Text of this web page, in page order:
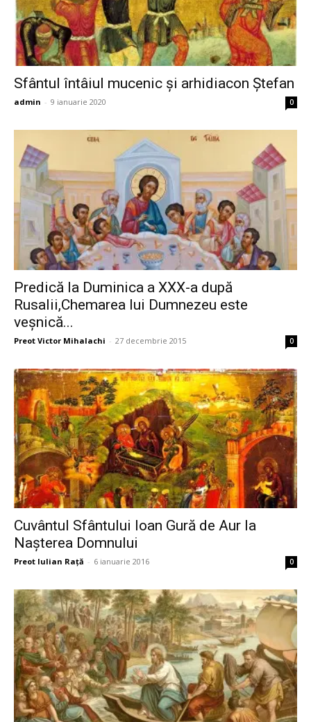
Sfântul întâiul mucenic şi arhidiacon Ştefan
admin - 9 ianuarie 2020 0
Predică la Duminica a XXX-a după
Rusalii,Chemarea lui Dumnezeu este
veşnică...
Preot Victor Mihalachi - 27 decembrie 2015 0
Cuvântul Sfântului Ioan Gură de Aur la
Nașterea Domnului
Preot Iulian Raţă - 6 ianuarie 2016 0